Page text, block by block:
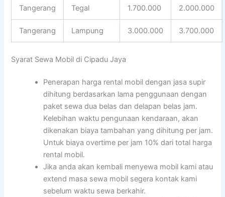
Tangerang Tegal 1.700.000 2.000.000
Tangerang Lampung 3.000.000 3.700.000
Syarat Sewa Mobil di Cipadu Jaya
Penerapan harga rental mobil dengan jasa supir
dihitung berdasarkan lama penggunaan dengan
paket sewa dua belas dan delapan belas jam.
Kelebihan waktu pengunaan kendaraan, akan
dikenakan biaya tambahan yang dihitung per jam.
Untuk biaya overtime per jam 10% dari total harga
rental mobil.
Jika anda akan kembali menyewa mobil kami atau
extend masa sewa mobil segera kontak kami
sebelum waktu sewa berkahir.